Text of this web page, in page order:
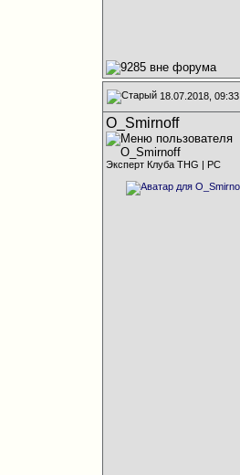
18.07.2018, 09:33
O_Smirnoff
Эксперт Клуба THG | PC